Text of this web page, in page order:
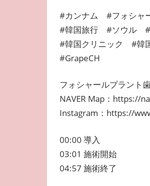
#カンナム #フォシャ
#韓国旅行 #ソウル #
#韓国クリニック #韓
#GrapeCH
フォシャールプラント
NAVER Map：https://
Instagram：https://
00:00 導入
03:01 施術開始
04:57 施術終了